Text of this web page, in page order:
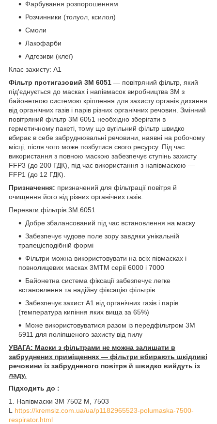
Фарбування розпорошенням
Розчинники (толуол, ксилол)
Смоли
Лакофарби
Адгезиви (клеї)
Клас захисту: А1
Фільтр протигазовий 3M 6051 — повітряний фільтр, який
під'єднується до масках і напівмасок виробництва 3M з
байонетною системою кріплення для захисту органів дихання
від органічних газів і парів різних органічних речовин. Змінний
повітряний фільтр 3M 6051 необхідно зберігати в
герметичному пакеті, тому що вугільний фільтр швидко
вбирає в себе забруднювальні речовини, наявні на робочому
місці, після чого може позбутися свого ресурсу. Під час
використання з повною маскою забезпечує ступінь захисту
FFP3 (до 200 ГДК), під час використання з напівмаскою —
FFP1 (до 12 ГДК).
Призначення: призначений для фільтрації повітря й
очищення його від різних органічних газів.
Переваги фільтрів 3M 6051
Добре збалансований під час встановлення на маску
Забезпечує чудове поле зору завдяки унікальній
трапецієподібній формі
Фільтри можна використовувати на всіх півмасках і
повнолицевих масках 3MTM серії 6000 і 7000
Байонетна система фіксації забезпечує легке
встановлення та надійну фіксацію фільтрів
Забезпечує захист A1 від органічних газів і парів
(температура кипіння яких вища за 65%)
Може використовуватися разом із передфільтром 3M
5911 для поліпшеного захисту від пилу
УВАГА: Маски з фільтрами не можна залишати в
забруднених приміщеннях — фільтри вбирають шкідливі
речовини із забрудненого повітря й швидко вийдуть із
ладу.
Підходить до :
1. Напівмаски 3М 7502 М, 7503
L https://kremsiz.com.ua/ua/p1182965523-polumaska-7500-
respirator.html